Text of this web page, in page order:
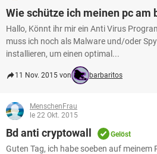
Wie schütze ich meinen pc am
Hallo, Könnt ihr mir ein Anti Virus
muss ich noch als Malware und/oder
installieren, um einen optimal...
11 Nov. 2015 von barbaritos
MenschenFrau
le 22 Okt. 2015
Bd anti cryptowall Gelöst
Guten Tag, ich habe soeben auf meinem